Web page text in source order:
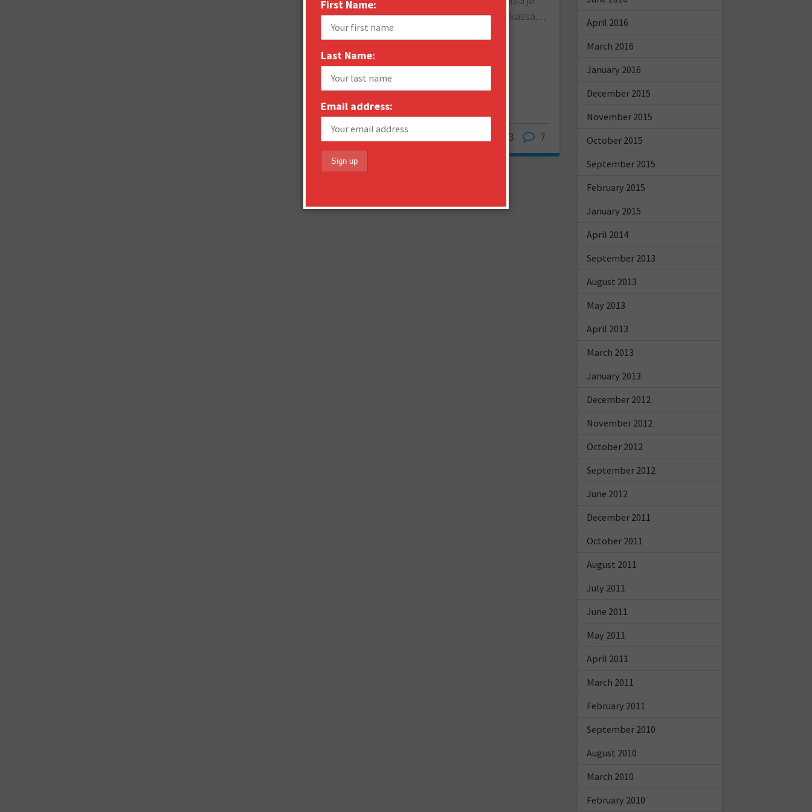
puolustaa vain omaa asemaa. Politiikassa…
READ MORE
Janne Saarikko May 5, 2013 7
April 2016
March 2016
January 2016
December 2015
November 2015
October 2015
September 2015
February 2015
January 2015
April 2014
September 2013
August 2013
May 2013
April 2013
March 2013
January 2013
December 2012
November 2012
October 2012
September 2012
June 2012
December 2011
October 2011
August 2011
July 2011
June 2011
May 2011
April 2011
March 2011
February 2011
September 2010
August 2010
March 2010
February 2010
First Name:
Last Name:
Email address: